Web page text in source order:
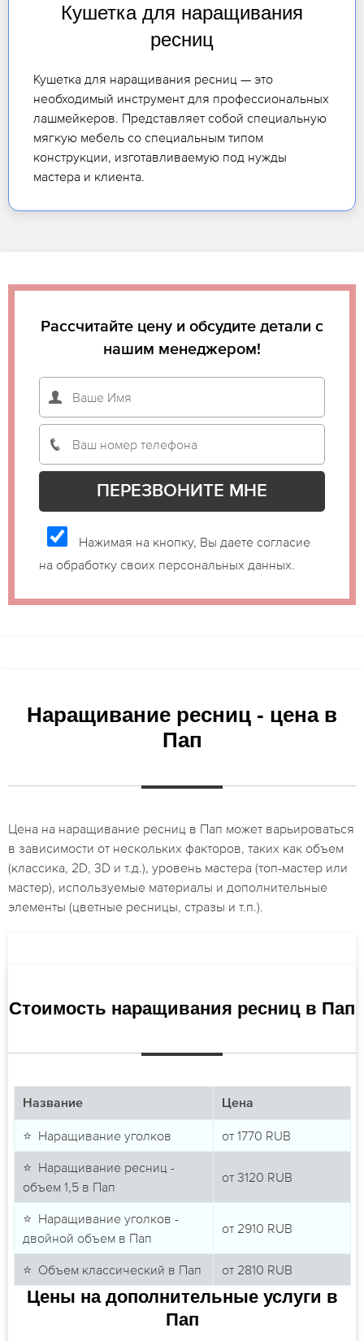
Кушетка для наращивания
ресниц
Кушетка для наращивания ресниц — это
необходимый инструмент для профессиональных
лашмейкеров. Представляет собой специальную
мягкую мебель со специальным типом
конструкции, изготавливаемую под нужды
мастера и клиента.
Рассчитайте цену и обсудите детали с
нашим менеджером!
Нажимая на кнопку, Вы даете согласие
на обработку своих персональных данных.
Наращивание ресниц - цена в
Пап
Цена на наращивание ресниц в Пап может варьироваться
в зависимости от нескольких факторов, таких как объем
(классика, 2D, 3D и т.д.), уровень мастера (топ-мастер или
мастер), используемые материалы и дополнительные
элементы (цветные ресницы, стразы и т.п.).
Стоимость наращивания ресниц в Пап
Название Цена
⭐ Наращивание уголков от 1770 RUB
⭐ Наращивание ресниц -
объем 1,5 в Пап
от 3120 RUB
⭐ Наращивание уголков -
двойной объем в Пап
от 2910 RUB
⭐ Объем классический в Пап от 2810 RUB
Цены на дополнительные услуги в
Пап